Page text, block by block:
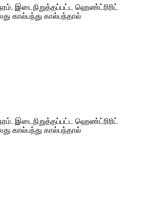
இடைநிறுத்தப்பட்ட ஹெண்ட்ரிரிட்
கால்பந்து கால்பந்தால்
இடைநிறுத்தப்பட்ட ஹெண்ட்ரிரிட்
கால்பந்து கால்பந்தால்